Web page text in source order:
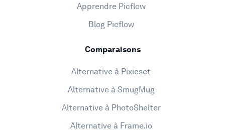
Apprendre Picflow
Blog Picflow
Comparaisons
Alternative à Pixieset
Alternative à SmugMug
Alternative à PhotoShelter
Alternative à Frame.io